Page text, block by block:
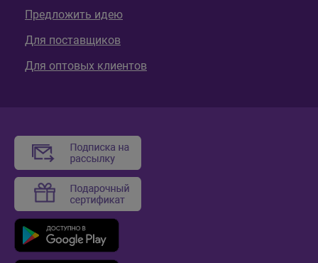
Предложить идею
Для поставщиков
Для оптовых клиентов